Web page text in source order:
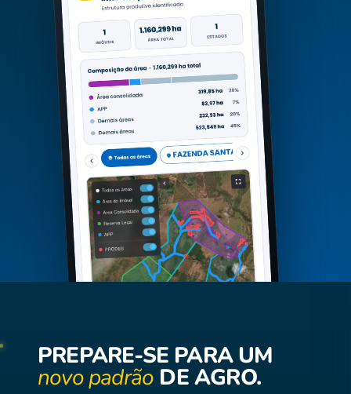
PREPARE-SE PARA UM
novo padrão DE AGRO.